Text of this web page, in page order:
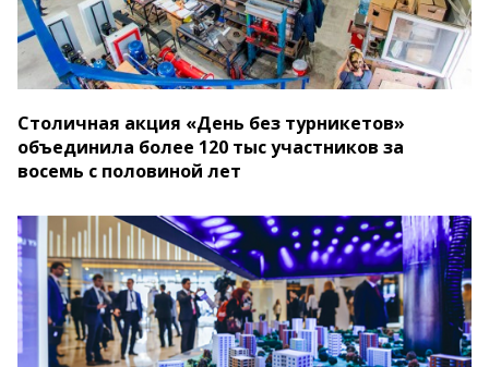
Столичная акция «День без турникетов»
объединила более 120 тыс участников за
восемь с половиной лет